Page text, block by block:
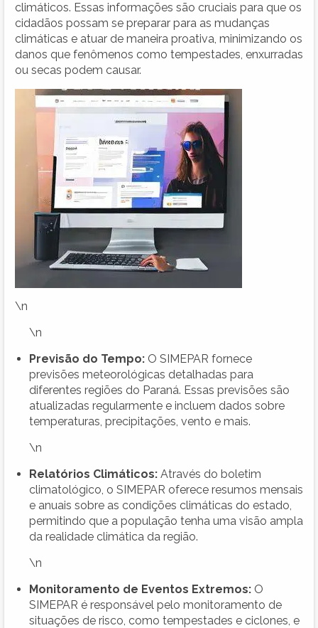
climáticos. Essas informações são cruciais para que os
cidadãos possam se preparar para as mudanças
climáticas e atuar de maneira proativa, minimizando os
danos que fenômenos como tempestades, enxurradas
ou secas podem causar.
\n
\n
Previsão do Tempo: O SIMEPAR fornece
previsões meteorológicas detalhadas para
diferentes regiões do Paraná. Essas previsões são
atualizadas regularmente e incluem dados sobre
temperaturas, precipitações, vento e mais.
\n
Relatórios Climáticos: Através do boletim
climatológico, o SIMEPAR oferece resumos mensais
e anuais sobre as condições climáticas do estado,
permitindo que a população tenha uma visão ampla
da realidade climática da região.
\n
Monitoramento de Eventos Extremos: O
SIMEPAR é responsável pelo monitoramento de
situações de risco, como tempestades e ciclones, e